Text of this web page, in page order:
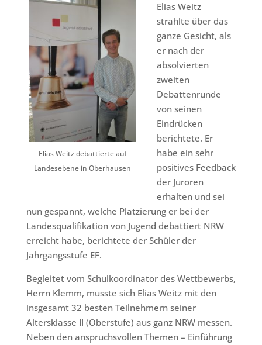
Elias Weitz debattierte auf
Landesebene in Oberhausen
Elias Weitz
strahlte über das
ganze Gesicht, als
er nach der
absolvierten
zweiten
Debattenrunde
von seinen
Eindrücken
berichtete. Er
habe ein sehr
positives Feedback
der Juroren
erhalten und sei
nun gespannt, welche Platzierung er bei der
Landesqualifikation von Jugend debattiert NRW
erreicht habe, berichtete der Schüler der
Jahrgangsstufe EF.
Begleitet vom Schulkoordinator des Wettbewerbs,
Herrn Klemm, musste sich Elias Weitz mit den
insgesamt 32 besten Teilnehmern seiner
Altersklasse II (Oberstufe) aus ganz NRW messen.
Neben den anspruchsvollen Themen – Einführung